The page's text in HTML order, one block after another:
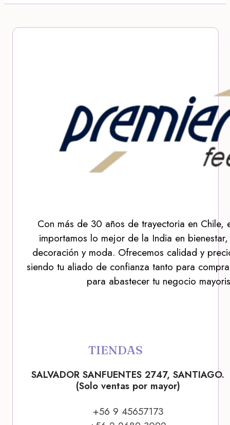
Con más de 30 años de trayectoria en Chile,
importamos lo mejor de la India en
decoración y moda. Ofrecemos calidad y
siendo tu aliado de confianza tanto para
para abastecer tu negocio
TIENDAS
SALVADOR SANFUENTES 2747, SANTIAGO.
(Solo ventas por mayor)
+56 9 45657173